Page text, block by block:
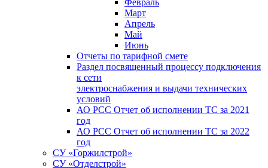
Февраль
Март
Апрель
Май
Июнь
Отчеты по тарифной смете
Раздел посвященный процессу подключения
к сети
электроснабжения и выдачи технических
условий
АО РСС Отчет об исполнении ТС за 2021
год
АО РСС Отчет об исполнении ТС за 2022
год
СУ «Горжилстрой»
СУ «Отделстрой»